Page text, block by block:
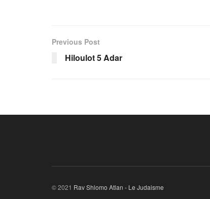
Previous Post
Hiloulot 5 Adar
© 2021 Rav Shlomo Atlan - Le Judaisme